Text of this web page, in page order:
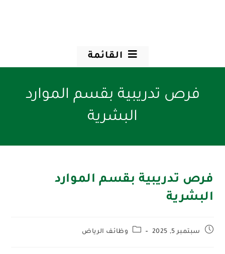
القائمة
فرص تدريبية بقسم الموارد
البشرية
فرص تدريبية بقسم الموارد
البشرية
سبتمبر 5, 2025 وظائف الرياض